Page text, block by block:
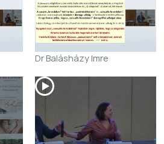
Dr Balásházy Imre